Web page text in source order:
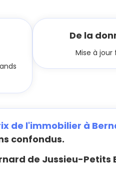
De la
Mise à
de l'immobilier à
confondus.
de Jussieu-